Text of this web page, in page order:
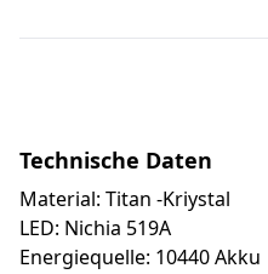
Technische Daten
Material: Titan -Kriystal
LED: Nichia 519A
Energiequelle: 10440 Akku